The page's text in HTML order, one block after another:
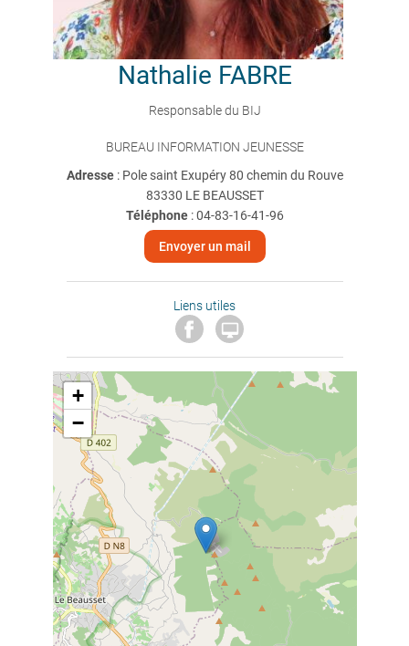
Nathalie FABRE
Responsable du BIJ
BUREAU INFORMATION JEUNESSE
Adresse : Pole saint Exupéry 80 chemin du Rouve
83330 LE BEAUSSET
Téléphone:04-83-16-41-96
Envoyer un mail
Liens utiles

+
−